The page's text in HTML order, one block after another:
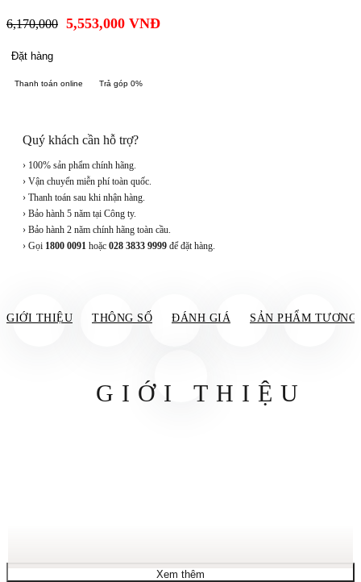
6,170,000 5,553,000 VNĐ
Đặt hàng
Thanh toán online Trả góp 0%
Quý khách cần hỗ trợ?
› 100% sản phẩm chính hãng.
› Vận chuyển miễn phí toàn quốc.
› Thanh toán sau khi nhận hàng.
› Bảo hành 5 năm tại Công ty.
› Bảo hành 2 năm chính hãng toàn cầu.
› Gọi 1800 0091 hoặc 028 3833 9999 để đặt hàng.
GIỚI THIỆU THÔNG SỐ ĐÁNH GIÁ SẢN PHẨM TƯƠNG
GIỚI THIỆU
Xem thêm